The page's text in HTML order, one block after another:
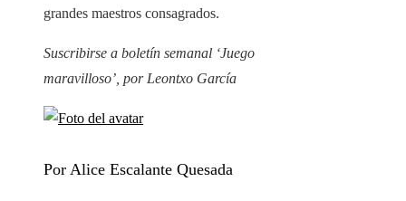
grandes maestros consagrados.
Suscribirse a boletín semanal ‘Juego
maravilloso’, por Leontxo García
Por Alice Escalante Quesada